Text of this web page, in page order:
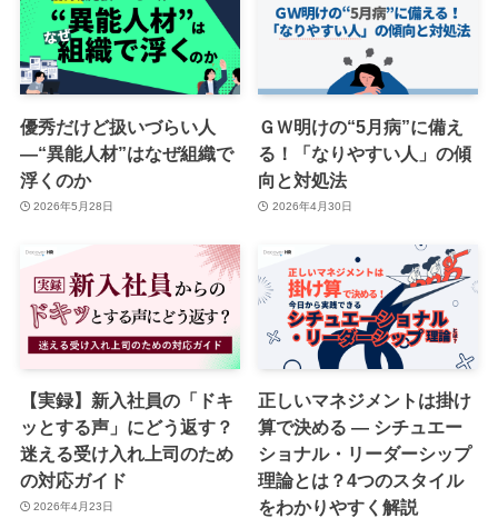
優秀だけど扱いづらい人
―“異能人材”はなぜ組織で
浮くのか
2026年5月28日
ＧＷ明けの“5月病”に備え
る！「なりやすい人」の傾
向と対処法
2026年4月30日
【実録】新入社員の「ドキ
ッとする声」にどう返す？
迷える受け入れ上司のため
の対応ガイド
2026年4月23日
正しいマネジメントは掛け
算で決める ― シチュエー
ショナル・リーダーシップ
理論とは？4つのスタイル
をわかりやすく解説